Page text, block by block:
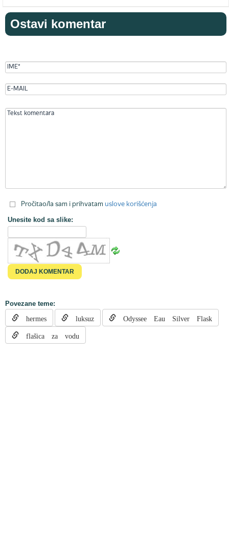
Ostavi komentar
Pročitao/la sam i prihvatam uslove korišćenja
Unesite kod sa slike:
Povezane teme:
hermes luksuz Odyssee Eau Silver Flask
flašica za vodu